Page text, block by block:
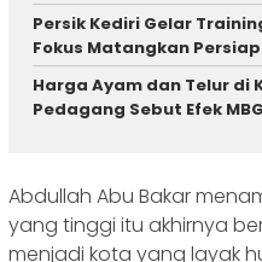
Persik Kediri Gelar
Fokus Matangkan
Harga Ayam dan Telur di
Pedagang Sebut Efek
Abdullah Abu Bakar
yang tinggi itu akhirnya
menjadi kota yang layak